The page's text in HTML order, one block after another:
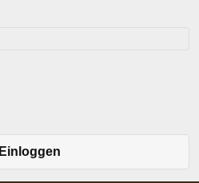
Einloggen